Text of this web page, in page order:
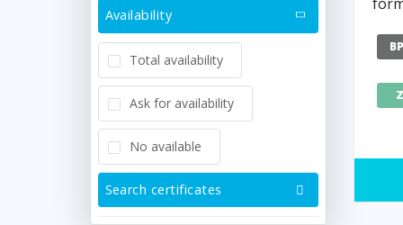
Availability
Total availability
Ask for availability
No available
Search certificates
Z